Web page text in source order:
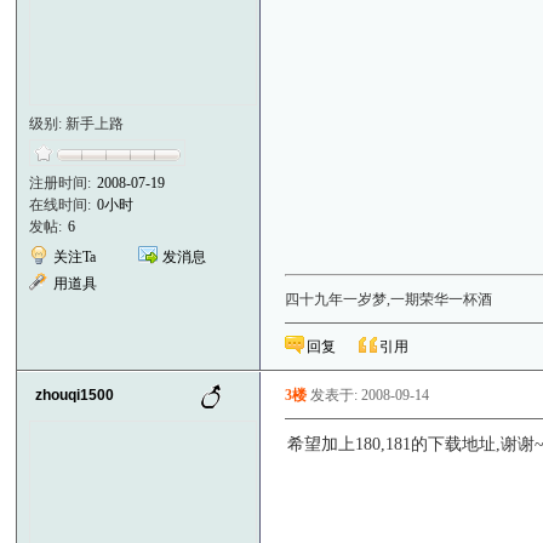
级别: 新手上路
注册时间: 2008-07-19
在线时间: 0小时
发帖: 6
关注Ta
发消息
用道具
四十九年一岁梦,一期荣华一杯酒
回复 引用
zhouqi1500 3楼 发表于: 2008-09-14
希望加上180,181的下载地址,谢谢